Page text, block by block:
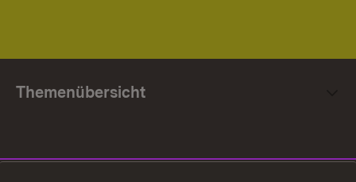
Themenübersicht